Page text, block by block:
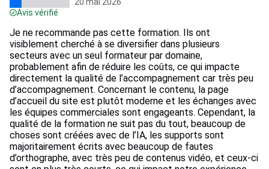
Avis vérifié
Je ne recommande pas cette formation. Ils ont
visiblement cherché à se diversifier dans plusieurs
secteurs avec un seul formateur par domaine,
probablement afin de réduire les coûts, ce qui impacte
directement la qualité de l’accompagnement car très peu
d’accompagnement. Concernant le contenu, la page
d’accueil du site est plutôt moderne et les échanges avec
les équipes commerciales sont engageants. Cependant, la
qualité de la formation ne suit pas du tout, beaucoup de
choses sont créées avec de l’IA, les supports sont
majoritairement écrits avec beaucoup de fautes
d’orthographe, avec très peu de contenus vidéo, et ceux-ci